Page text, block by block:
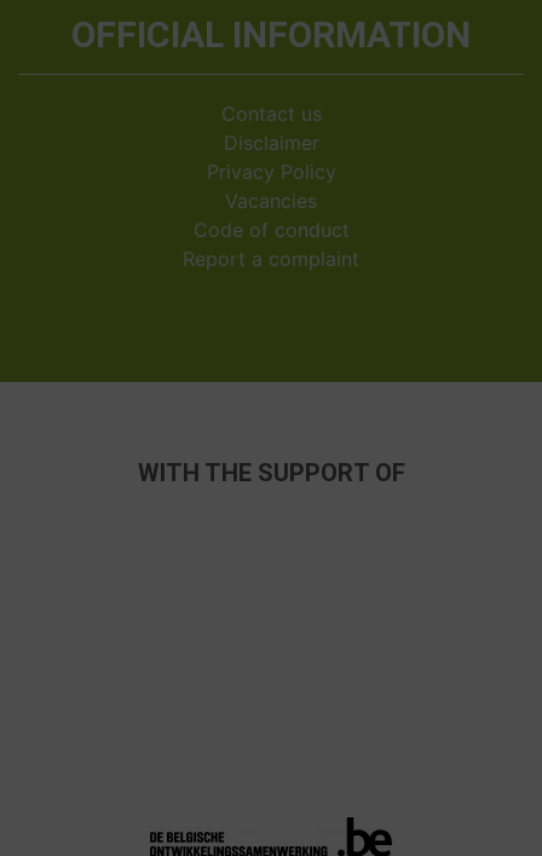
OFFICIAL INFORMATION
Contact us
Disclaimer
Privacy Policy
Vacancies
Code of conduct
Report a complaint
WITH THE SUPPORT OF